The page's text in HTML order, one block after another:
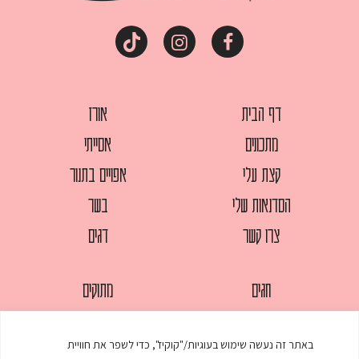
באתר זה נעשה שימוש בעוגיות/"קוקיז", כדי לשפר את חוויית
דף הבית
מתכונים
קצת עלי
הסדנאות שלי
צרו קשר
אורז
אסייתי
אפויים בתנור
בשר
דגים
חגים
מאפים
מתוקים
עוגות